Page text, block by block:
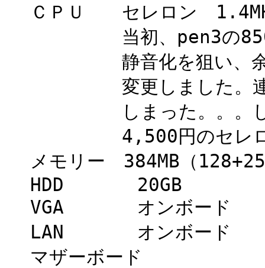
ＣＰＵ セレロン
当初、pen3の
静音化を狙い、余っ
変更しました。連続
しまった。。。しょ
4,500円のセレロン
メモリー 384MB（
HDD 20GB
VGA オンボード
LAN オンボード
マザーボード